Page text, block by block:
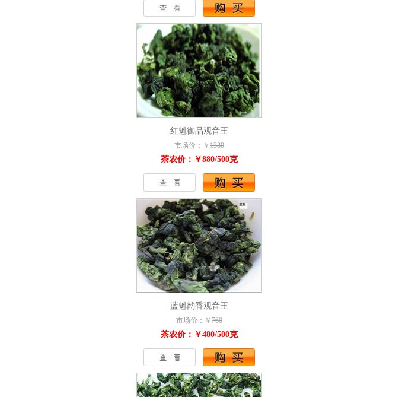
红魁御品观音王
市场价：￥ 1380
茶农价：￥880/500克
蓝魁韵香观音王
市场价：￥ 760
茶农价：￥480/500克